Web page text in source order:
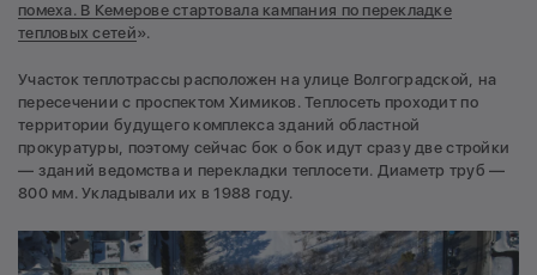
помеха. В Кемерове стартовала кампания по перекладке
тепловых сетей».
Участок теплотрассы расположен на улице Волгоградской, на
пересечении с проспектом Химиков. Теплосеть проходит по
территории будущего комплекса зданий областной
прокуратуры, поэтому сейчас бок о бок идут сразу две стройки
— зданий ведомства и перекладки теплосети. Диаметр труб —
800 мм. Укладывали их в 1988 году.